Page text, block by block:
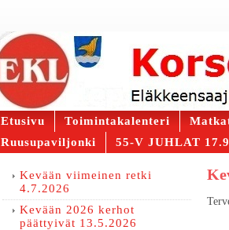
Etusivu Toimintakalenteri
Ruusupaviljonki
55-V JUHLAT
Kevään viimeinen retki
4.7.2026
Kevään 2026 kerhot
päättyivät 13.5.2026